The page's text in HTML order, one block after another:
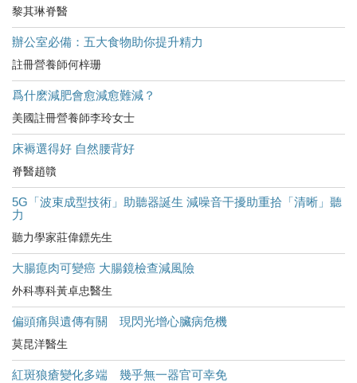
黎其琳脊醫
辦公室必備：五大食物助你提升精力
註冊營養師何梓珊
爲什麽減肥會愈減愈難減？
美國註冊營養師李玲女士
床褥選得好 自然腰背好
脊醫趙贛
5G「波束成型技術」助聽器誕生 減噪音干擾助重拾「清晰」聽
力
聽力學家莊偉鏢先生
大腸瘜肉可變癌 大腸鏡檢查減風險
外科專科黃卓忠醫生
偏頭痛與遺傳有關 現閃光增心臟病危機
莫昆洋醫生
紅斑狼瘡變化多端 幾乎無一器官可幸免